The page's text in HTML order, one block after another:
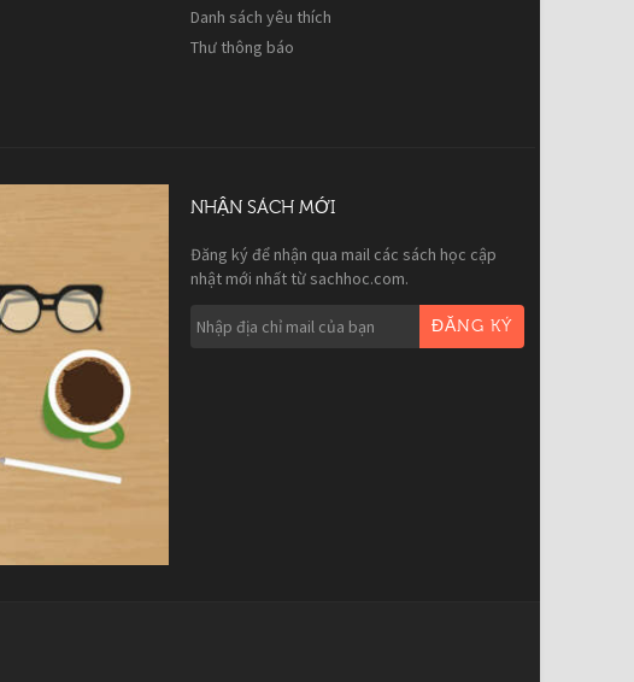
Danh sách yêu thích
Thư thông báo
NHẬN SÁCH MỚI
Đăng ký để nhận qua mail các sách học cập
nhật mới nhất từ sachhoc.com.
ĐĂNG KÝ